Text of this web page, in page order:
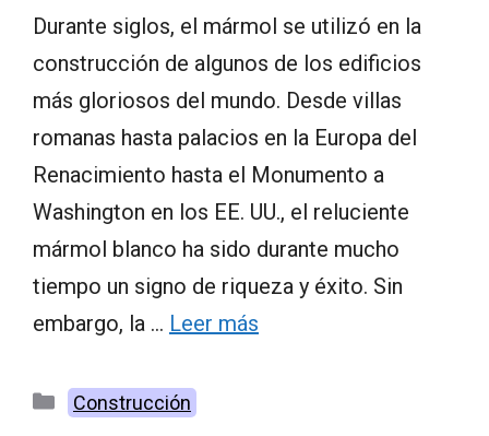
Durante siglos, el mármol se utilizó en la
construcción de algunos de los edificios
más gloriosos del mundo. Desde villas
romanas hasta palacios en la Europa del
Renacimiento hasta el Monumento a
Washington en los EE. UU., el reluciente
mármol blanco ha sido durante mucho
tiempo un signo de riqueza y éxito. Sin
embargo, la … Leer más
Categorías
Construcción